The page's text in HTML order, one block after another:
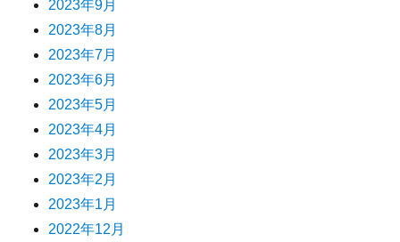
2023年9月
2023年8月
2023年7月
2023年6月
2023年5月
2023年4月
2023年3月
2023年2月
2023年1月
2022年12月